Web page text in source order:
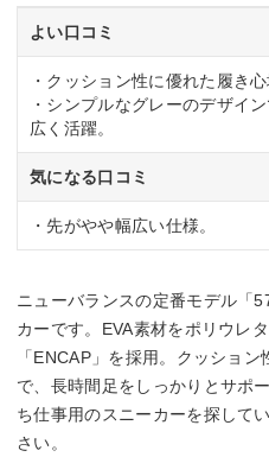
よい口コミ
・クッション性に優れた履き心
・シンプルなグレーのデザイ
広く活躍。
気になる口コミ
・先がやや幅広い仕様。
ニューバランスの定番モデル「
カーです。EVA素材をポリウレ
「ENCAP」を採用。クッショ
で、長時間足をしっかりとサポ
ち仕事用のスニーカーを探して
さい。